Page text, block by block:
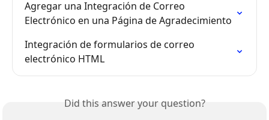
Agregar una Integración de Correo
Electrónico en una Página de Agradecimiento
Integración de formularios de correo
electrónico HTML
Did this answer your question?